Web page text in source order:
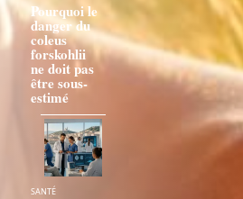
Pourquoi le
danger du
coleus
forskohlii
ne doit pas
être sous-
estimé
SANTÉ